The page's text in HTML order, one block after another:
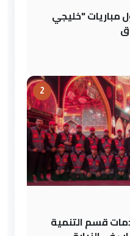
مباريات "خليجي
2
قسم التنمية